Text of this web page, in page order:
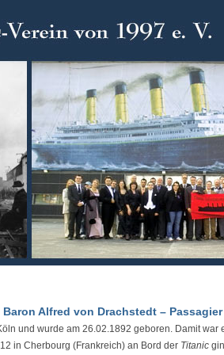
Alfred von Drachstedt –
und wurde am 26.02.1892 geboren. Damit war
in Cherbourg (Frankreich) an Bord der Titanic